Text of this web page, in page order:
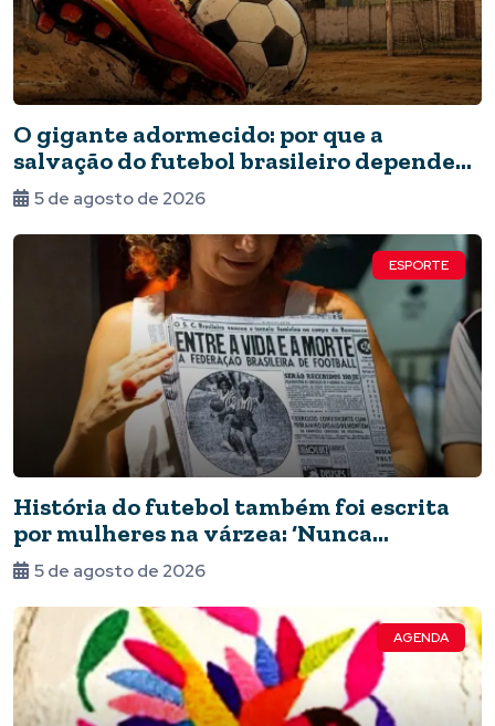
O gigante adormecido: por que a
salvação do futebol brasileiro depende
do Estado e da periferia
5 de agosto de 2026
ESPORTE
História do futebol também foi escrita
por mulheres na várzea: ‘Nunca
deixaram de jogar’
5 de agosto de 2026
AGENDA